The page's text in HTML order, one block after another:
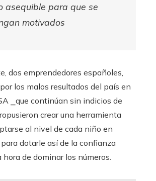
asequible para que se
motivados
dos emprendedores españoles,
los malos resultados del país en
⎯que continúan sin indicios de
crear una herramienta
al nivel de cada niño en
dotarle así de la confianza
hora de dominar los números.